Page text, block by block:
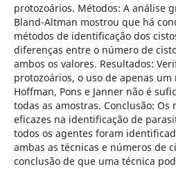
protozoários. Métodos: A análise
Bland-Altman mostrou que há
métodos de identificação dos
diferenças entre o número de
ambos os valores. Resultados:
protozoários, o uso de apenas
Hoffman, Pons e Janner não é
todas as amostras. Conclusão:
eficazes na identificação de
todos os agentes foram
ambas as técnicas e números de
conclusão de que uma técnica